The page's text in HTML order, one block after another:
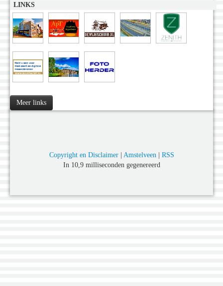
LINKS
Meer links
Copyright en Disclaimer| Amstelveen| RSS
In 10,9 milliseconden gegenereerd